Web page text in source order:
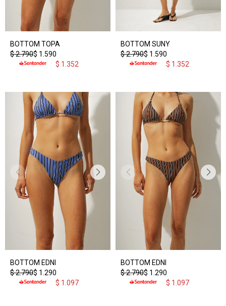
BOTTOM TOPA
$ 1.590
$2.790
$ 1.352
BOTTOM SUNY
$ 1.590
$2.790
$ 1.352
BOTTOM EDNI
$ 1.290
$2.790
$ 1.097
BOTTOM EDNI
$ 1.290
$2.790
$ 1.097